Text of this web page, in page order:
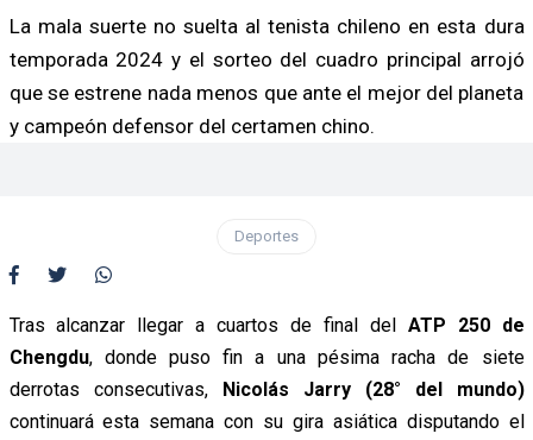
La mala suerte no suelta al tenista chileno en esta dura
temporada 2024 y el sorteo del cuadro principal arrojó
que se estrene nada menos que ante el mejor del planeta
y campeón defensor del certamen chino.
Deportes
Tras alcanzar llegar a cuartos de final del ATP 250 de
Chengdu, donde puso fin a una pésima racha de siete
derrotas consecutivas, Nicolás Jarry (28° del mundo)
continuará esta semana con su gira asiática disputando el